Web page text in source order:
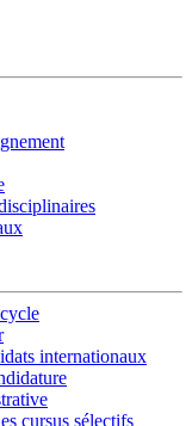
internationaux
cursus sélectifs